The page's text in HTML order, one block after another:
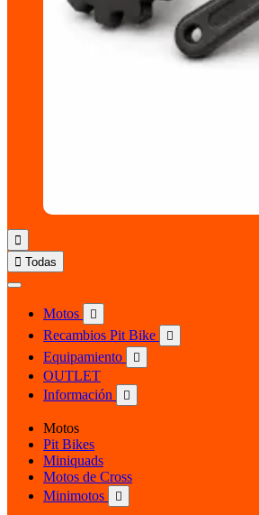

 Todas
Motos 
Recambios Pit Bike 
Equipamiento 
OUTLET
Información

Motos
Pit Bikes
Miniquads
Motos de Cross
Minimotos
